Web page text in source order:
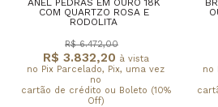
ANEL PEDRAS EM OURO 18K
COM QUARTZO ROSA E
RODOLITA
R$ 3.832,20 à vista
no Pix Parcelado, Pix, uma vez
no
cartão de crédito ou Boleto (10%
Off)
R$ 6.472,00
no